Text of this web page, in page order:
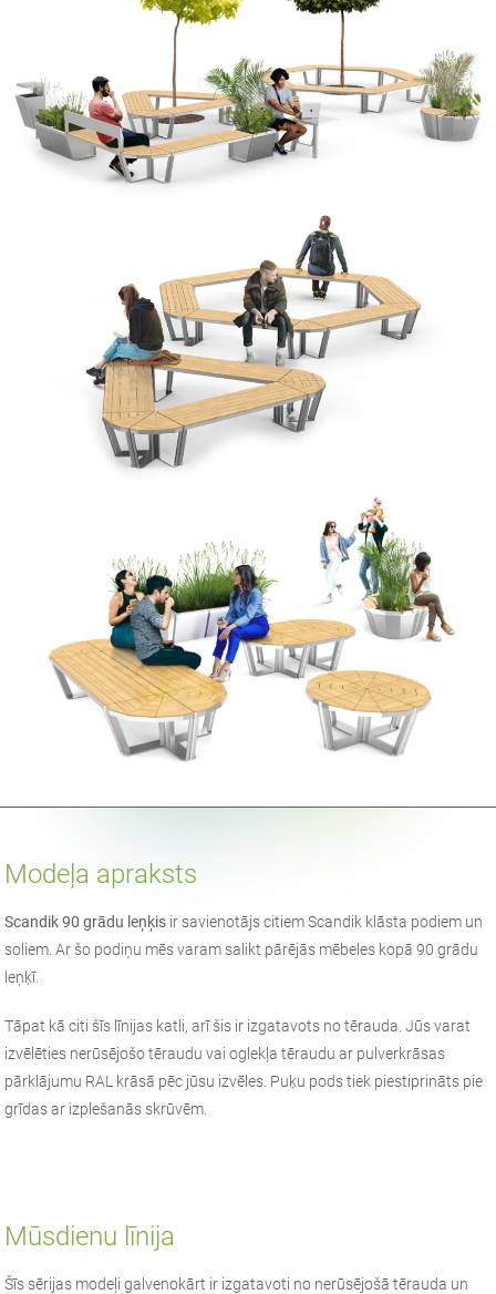
Modeļa apraksts
Scandik 90 grādu leņķis ir savienotājs citiem Scandik klāsta podiem un
soliem. Ar šo podiņu mēs varam salikt pārējās mēbeles kopā 90 grādu
leņķī.
Tāpat kā citi šīs līnijas katli, arī šis ir izgatavots no tērauda. Jūs varat
izvēlēties nerūsējošo tēraudu vai oglekļa tēraudu ar pulverkrāsas
pārklājumu RAL krāsā pēc jūsu izvēles. Puķu pods tiek piestiprināts pie
grīdas ar izplešanās skrūvēm.
Mūsdienu līnija
Šīs sērijas modeļi galvenokārt ir izgatavoti no nerūsējošā tērauda un